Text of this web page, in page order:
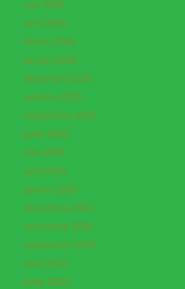
mai 2026
avril 2026
février 2026
janvier 2026
décembre 2025
octobre 2025
septembre 2025
juillet 2025
mai 2025
avril 2025
janvier 2025
décembre 2024
novembre 2024
septembre 2024
août 2024
juillet 2024